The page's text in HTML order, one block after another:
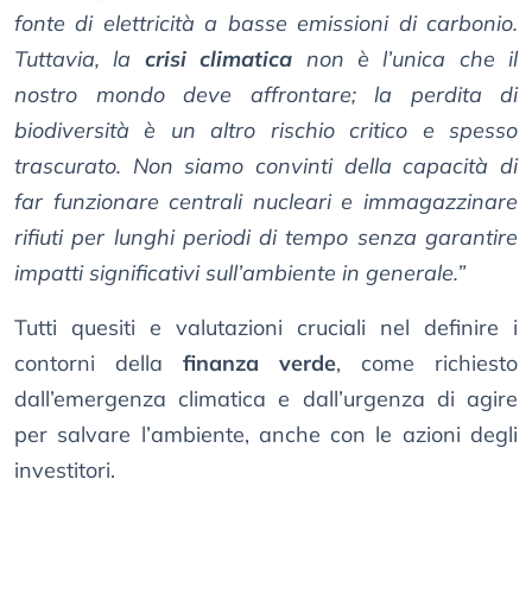
fonte di elettricità a basse emissioni di carbonio.
Tuttavia, la crisi climatica non è l’unica che il
nostro mondo deve affrontare; la perdita di
biodiversità è un altro rischio critico e spesso
trascurato. Non siamo convinti della capacità di
far funzionare centrali nucleari e immagazzinare
rifiuti per lunghi periodi di tempo senza garantire
impatti significativi sull’ambiente in generale.”
Tutti quesiti e valutazioni cruciali nel definire i
contorni della finanza verde, come richiesto
dall’emergenza climatica e dall’urgenza di agire
per salvare l’ambiente, anche con le azioni degli
investitori.